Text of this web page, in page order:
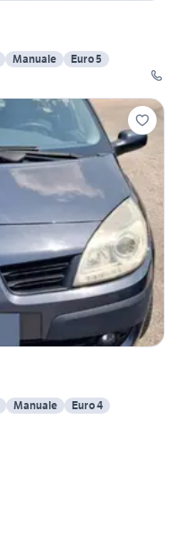
Manuale
Euro 5
Manuale Euro 4